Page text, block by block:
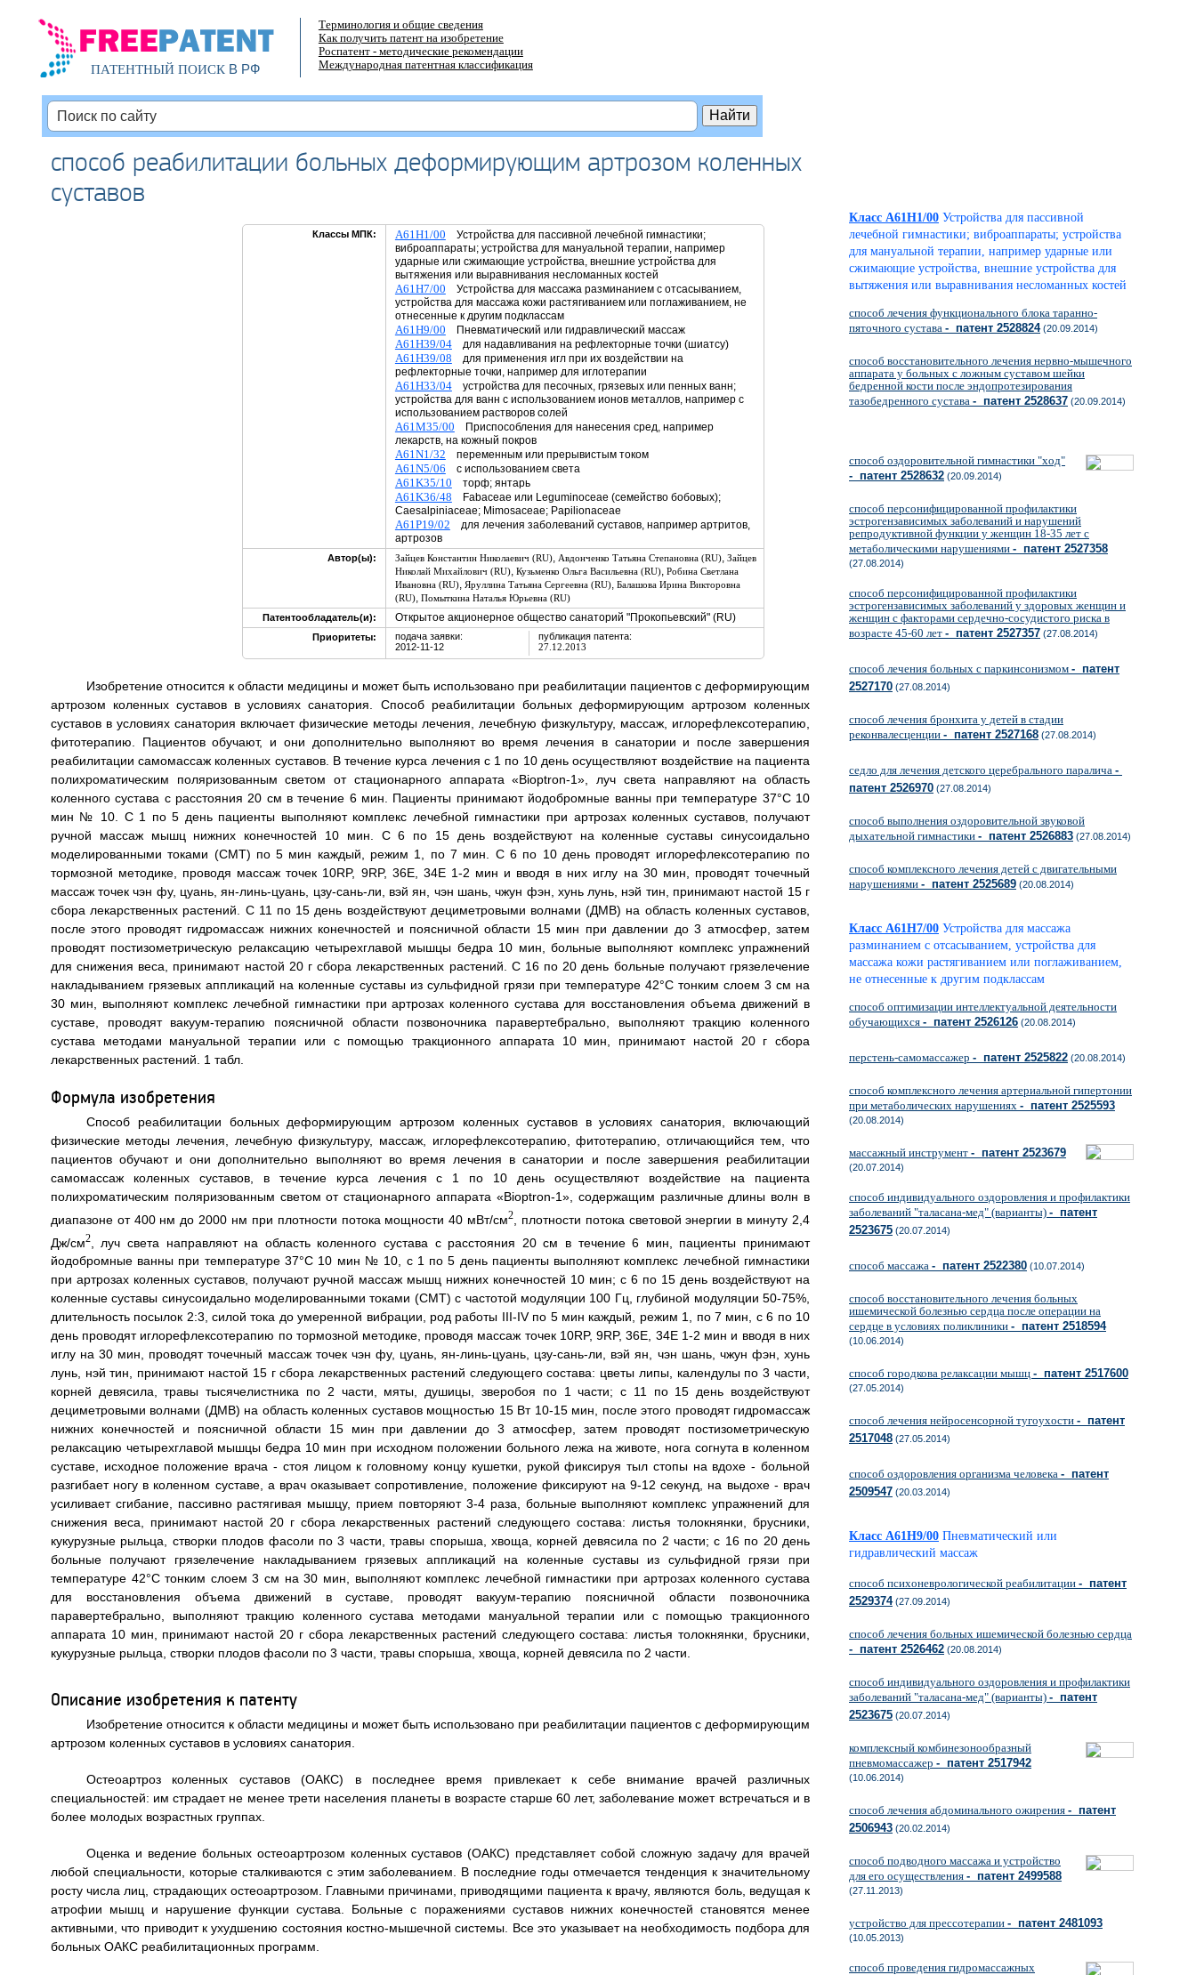
ПАТЕНТНЫЙ ПОИСКВ РФ
Терминология и общие сведения
Как получить патент на изобретение
Роспатент - методические рекомендации
Международная патентная классификация
способ реабилитации больных деформирующим артрозом коленных
суставов
Классы МПК: A61H1/00 Устройства для пассивной лечебной гимнастики;
виброаппараты; устройства для мануальной терапии, например
ударные или сжимающие устройства, внешние устройства для
вытяжения или выравнивания несломанных костей
A61H7/00 Устройства для массажа разминанием с отсасыванием,
устройства для массажа кожи растягиванием или поглаживанием, не
отнесенные к другим подклассам
A61H9/00 Пневматический или гидравлический массаж
A61H39/04для надавливания на рефлекторные точки (шиатсу)
A61H39/08 для применения игл при их воздействии на
рефлекторные точки, например для иглотерапии
A61H33/04устройства для песочных, грязевых или пенных ванн;
устройства для ванн с использованием ионов металлов, например с
использованием растворов солей
A61M35/00 Приспособления для нанесения сред, например
лекарств, на кожный покров
A61N1/32 переменным или прерывистым током
A61N5/06 с использованием света
A61K35/10 торф; янтарь
A61K36/48 Fabaceae или Leguminoceae (семейство бобовых);
Caesalpiniaceae; Mimosaceae; Papilionaceae
A61P19/02 для лечения заболеваний суставов, например артритов,
артрозов
Автор(ы): Зайцев Константин Николаевич (RU), Авдонченко Татьяна Степановна (RU), Зайцев
Николай Михайлович (RU), Кузьменко Ольга Васильевна (RU), Робина Светлана
Ивановна (RU), Яруллина Татьяна Сергеевна (RU), Балашова Ирина Викторовна
(RU), Помыткина Наталья Юрьевна (RU)
Патентообладатель(и):
Открытое акционерное общество санаторий "Прокопьевский" (RU)
Приоритеты:
подача заявки:
2012-11-12
публикация патента:
27.12.2013
Изобретение относится к области медицины и может быть использовано при реабилитации пациентов с деформирующим
артрозом коленных суставов в условиях санатория. Способ реабилитации больных деформирующим артрозом коленных
суставов в условиях санатория включает физические методы лечения, лечебную физкультуру, массаж, иглорефлексотерапию,
фитотерапию. Пациентов обучают, и они дополнительно выполняют во время лечения в санатории и после завершения
реабилитации самомассаж коленных суставов. В течение курса лечения с 1 по 10 день осуществляют воздействие на пациента
полихроматическим поляризованным светом от стационарного аппарата «Bioptron-1», луч света направляют на область
коленного сустава с расстояния 20 см в течение 6 мин. Пациенты принимают йодобромные ванны при температуре 37°С 10
мин № 10. С 1 по 5 день пациенты выполняют комплекс лечебной гимнастики при артрозах коленных суставов, получают
ручной массаж мышц нижних конечностей 10 мин. С 6 по 15 день воздействуют на коленные суставы синусоидально
моделированными токами (СМТ) по 5 мин каждый, режим 1, по 7 мин. С 6 по 10 день проводят иглорефлексотерапию по
тормозной методике, проводя массаж точек 10RP, 9RP, 36Е, 34Е 1-2 мин и вводя в них иглу на 30 мин, проводят точечный
массаж точек чэн фу, цуань, ян-линь-цуань, цзу-сань-ли, вэй ян, чэн шань, чжун фэн, хунь лунь, нэй тин, принимают настой 15 г
сбора лекарственных растений. С 11 по 15 день воздействуют дециметровыми волнами (ДМВ) на область коленных суставов,
после этого проводят гидромассаж нижних конечностей и поясничной области 15 мин при давлении до 3 атмосфер, затем
проводят постизометрическую релаксацию четырехглавой мышцы бедра 10 мин, больные выполняют комплекс упражнений
для снижения веса, принимают настой 20 г сбора лекарственных растений. С 16 по 20 день больные получают грязелечение
накладыванием грязевых аппликаций на коленные суставы из сульфидной грязи при температуре 42°С тонким слоем 3 см на
30 мин, выполняют комплекс лечебной гимнастики при артрозах коленного сустава для восстановления объема движений в
суставе, проводят вакуум-терапию поясничной области позвоночника паравертебрально, выполняют тракцию коленного
сустава методами мануальной терапии или с помощью тракционного аппарата 10 мин, принимают настой 20 г сбора
лекарственных растений. 1 табл.
Формула изобретения
Способ реабилитации больных деформирующим артрозом коленных суставов в условиях санатория, включающий
физические методы лечения, лечебную физкультуру, массаж, иглорефлексотерапию, фитотерапию, отличающийся тем, что
пациентов обучают и они дополнительно выполняют во время лечения в санатории и после завершения реабилитации
самомассаж коленных суставов, в течение курса лечения с 1 по 10 день осуществляют воздействие на пациента
полихроматическим поляризованным светом от стационарного аппарата «Bioptron-1», содержащим различные длины волн в
диапазоне от 400 нм до 2000 нм при плотности потока мощности 40 мВт/см2
, плотности потока световой энергии в минуту 2,4
Дж/см2, луч света направляют на область коленного сустава с расстояния 20 см в течение 6 мин, пациенты принимают
йодобромные ванны при температуре 37°С 10 мин № 10, с 1 по 5 день пациенты выполняют комплекс лечебной гимнастики
при артрозах коленных суставов, получают ручной массаж мышц нижних конечностей 10 мин; с 6 по 15 день воздействуют на
коленные суставы синусоидально моделированными токами (СМТ) с частотой модуляции 100 Гц, глубиной модуляции 50-75%,
длительность посылок 2:3, силой тока до умеренной вибрации, род работы III-IV по 5 мин каждый, режим 1, по 7 мин, с 6 по 10
день проводят иглорефлексотерапию по тормозной методике, проводя массаж точек 10RP, 9RP, 36Е, 34Е 1-2 мин и вводя в них
иглу на 30 мин, проводят точечный массаж точек чэн фу, цуань, ян-линь-цуань, цзу-сань-ли, вэй ян, чэн шань, чжун фэн, хунь
лунь, нэй тин, принимают настой 15 г сбора лекарственных растений следующего состава: цветы липы, календулы по 3 части,
корней девясила, травы тысячелистника по 2 части, мяты, душицы, зверобоя по 1 части; с 11 по 15 день воздействуют
дециметровыми волнами (ДМВ) на область коленных суставов мощностью 15 Вт 10-15 мин, после этого проводят гидромассаж
нижних конечностей и поясничной области 15 мин при давлении до 3 атмосфер, затем проводят постизометрическую
релаксацию четырехглавой мышцы бедра 10 мин при исходном положении больного лежа на животе, нога согнута в коленном
суставе, исходное положение врача - стоя лицом к головному концу кушетки, рукой фиксируя тыл стопы на вдохе - больной
разгибает ногу в коленном суставе, а врач оказывает сопротивление, положение фиксируют на 9-12 секунд, на выдохе - врач
усиливает сгибание, пассивно растягивая мышцу, прием повторяют 3-4 раза, больные выполняют комплекс упражнений для
снижения веса, принимают настой 20 г сбора лекарственных растений следующего состава: листья толокнянки, брусники,
кукурузные рыльца, створки плодов фасоли по 3 части, травы спорыша, хвоща, корней девясила по 2 части; с 16 по 20 день
больные получают грязелечение накладыванием грязевых аппликаций на коленные суставы из сульфидной грязи при
температуре 42°С тонким слоем 3 см на 30 мин, выполняют комплекс лечебной гимнастики при артрозах коленного сустава
для восстановления объема движений в суставе, проводят вакуум-терапию поясничной области позвоночника
паравертебрально, выполняют тракцию коленного сустава методами мануальной терапии или с помощью тракционного
аппарата 10 мин, принимают настой 20 г сбора лекарственных растений следующего состава: листья толокнянки, брусники,
кукурузные рыльца, створки плодов фасоли по 3 части, травы спорыша, хвоща, корней девясила по 2 части.
Описание изобретения к патенту
Изобретение относится к области медицины и может быть использовано при реабилитации пациентов с деформирующим
артрозом коленных суставов в условиях санатория.
Остеоартроз коленных суставов (ОАКС) в последнее время привлекает к себе внимание врачей различных
специальностей: им страдает не менее трети населения планеты в возрасте старше 60 лет, заболевание может встречаться и в
более молодых возрастных группах.
Оценка и ведение больных остеоартрозом коленных суставов (ОАКС) представляет собой сложную задачу для врачей
любой специальности, которые сталкиваются с этим заболеванием. В последние годы отмечается тенденция к значительному
росту числа лиц, страдающих остеоартрозом. Главными причинами, приводящими пациента к врачу, являются боль, ведущая к
атрофии мышц и нарушение функции сустава. Больные с поражениями суставов нижних конечностей становятся менее
активными, что приводит к ухудшению состояния костно-мышечной системы. Все это указывает на необходимость подбора для
больных ОАКС реабилитационных программ.
Класс A61H1/00 Устройства для пассивной
лечебной гимнастики; виброаппараты; устройства
для мануальной терапии, например ударные или
сжимающие устройства, внешние устройства для
вытяжения или выравнивания несломанных костей
способ лечения функционального блока таранно-
пяточного сустава - патент 2528824(20.09.2014)
способ восстановительного лечения нервно-мышечного
аппарата у больных с ложным суставом шейки
бедренной кости после эндопротезирования
тазобедренного сустава - патент 2528637 (20.09.2014)
способ оздоровительной гимнастики "ход"
- патент 2528632 (20.09.2014)
способ персонифицированной профилактики
эстрогензависимых заболеваний и нарушений
репродуктивной функции у женщин 18-35 лет с
метаболическими нарушениями - патент 2527358
(27.08.2014)
способ персонифицированной профилактики
эстрогензависимых заболеваний у здоровых женщин и
женщин с факторами сердечно-сосудистого риска в
возрасте 45-60 лет - патент 2527357 (27.08.2014)
способ лечения больных с паркинсонизмом - патент
2527170 (27.08.2014)
способ лечения бронхита у детей в стадии
реконвалесценции - патент 2527168 (27.08.2014)
седло для лечения детского церебрального паралича -
патент 2526970 (27.08.2014)
способ выполнения оздоровительной звуковой
дыхательной гимнастики - патент 2526883 (27.08.2014)
способ комплексного лечения детей с двигательными
нарушениями - патент 2525689 (20.08.2014)
Класс A61H7/00 Устройства для массажа
разминанием с отсасыванием, устройства для
массажа кожи растягиванием или поглаживанием,
не отнесенные к другим подклассам
способ оптимизации интеллектуальной деятельности
обучающихся - патент 2526126 (20.08.2014)
перстень-самомассажер - патент 2525822 (20.08.2014)
способ комплексного лечения артериальной гипертонии
при метаболических нарушениях - патент 2525593
(20.08.2014)
массажный инструмент - патент 2523679
(20.07.2014)
способ индивидуального оздоровления и профилактики
заболеваний "таласана-мед" (варианты) - патент
2523675 (20.07.2014)
способ массажа - патент 2522380 (10.07.2014)
способ восстановительного лечения больных
ишемической болезнью сердца после операции на
сердце в условиях поликлиники - патент 2518594
(10.06.2014)
способ городкова релаксации мышц - патент 2517600
(27.05.2014)
способ лечения нейросенсорной тугоухости - патент
2517048 (27.05.2014)
способ оздоровления организма человека - патент
2509547 (20.03.2014)
Класс A61H9/00 Пневматический или
гидравлический массаж
способ психоневрологической реабилитации - патент
2529374(27.09.2014)
способ лечения больных ишемической болезнью сердца
- патент 2526462 (20.08.2014)
способ индивидуального оздоровления и профилактики
заболеваний "таласана-мед" (варианты) - патент
2523675 (20.07.2014)
комплексный комбинезонообразный
пневмомассажер - патент 2517942
(10.06.2014)
способ лечения абдоминального ожирения - патент
2506943 (20.02.2014)
способ подводного массажа и устройство
для его осуществления - патент 2499588
(27.11.2013)
устройство для прессотерапии - патент 2481093
(10.05.2013)
способ проведения гидромассажных